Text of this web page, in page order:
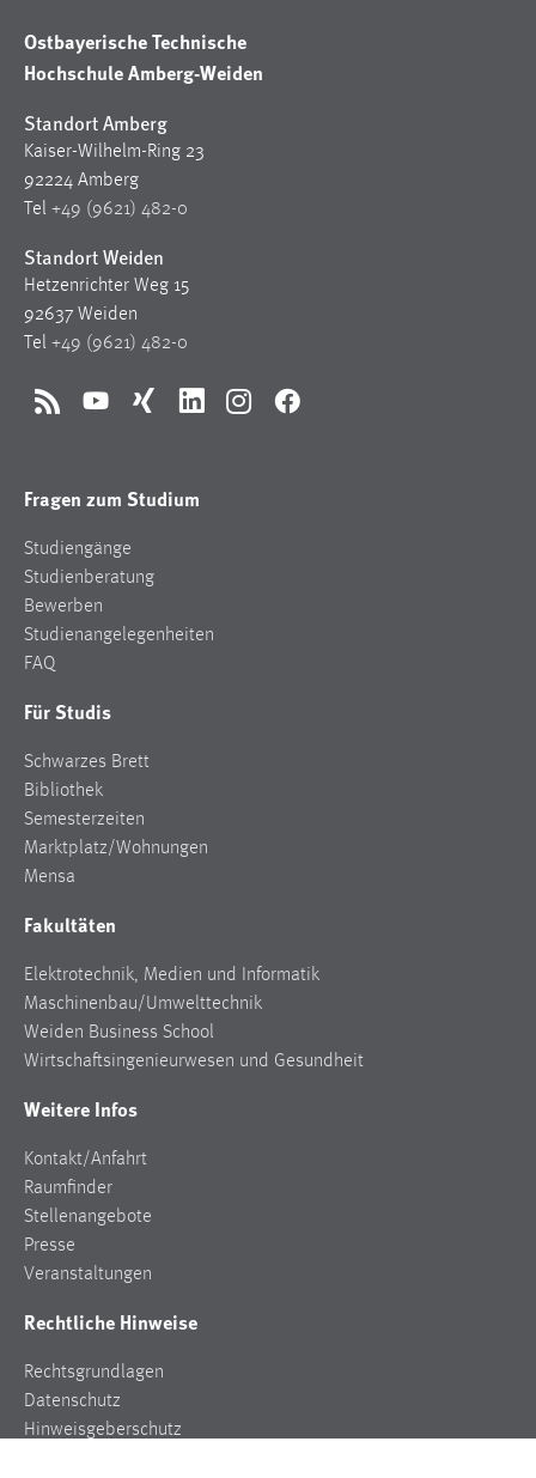
Ostbayerische Technische
Hochschule Amberg-Weiden
Standort Amberg
Kaiser-Wilhelm-Ring 23
92224 Amberg
Tel +49 (9621) 482-0
Standort Weiden
Hetzenrichter Weg 15
92637 Weiden
Tel +49 (9621) 482-0
RSS YouTubeXing LinkedInInstagramFacebook
Fragen zum Studium
Studiengänge
Studienberatung
Bewerben
Studienangelegenheiten
FAQ
Für Studis
Schwarzes Brett
Bibliothek
Semesterzeiten
Marktplatz/Wohnungen
Mensa
Fakultäten
Elektrotechnik, Medien und Informatik
Maschinenbau/Umwelttechnik
Weiden Business School
Wirtschaftsingenieurwesen und Gesundheit
Weitere Infos
Kontakt/Anfahrt
Raumfinder
Stellenangebote
Presse
Veranstaltungen
Rechtliche Hinweise
Rechtsgrundlagen
Datenschutz
Hinweisgeberschutz